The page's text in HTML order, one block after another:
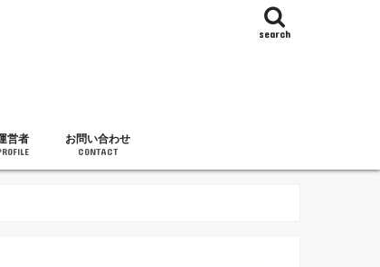
search
営者 お問い合わせ
CONTACT